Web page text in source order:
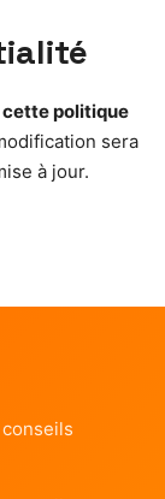
politique
sera
à jour.
conseils